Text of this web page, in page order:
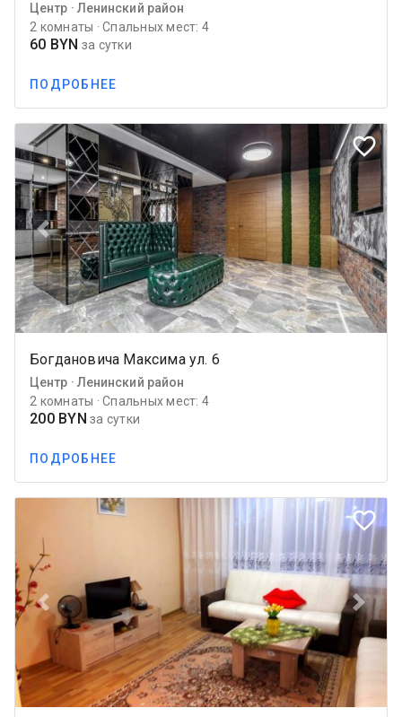
Центр · Ленинский район
2 комнаты · Спальных мест: 4
60 BYN за сутки
ПОДРОБНЕЕ
favorite_border
Previous Next
Богдановича Максима ул. 6
Центр · Ленинский район
2 комнаты · Спальных мест: 4
200 BYN за сутки
ПОДРОБНЕЕ
favorite_border
Previous Next